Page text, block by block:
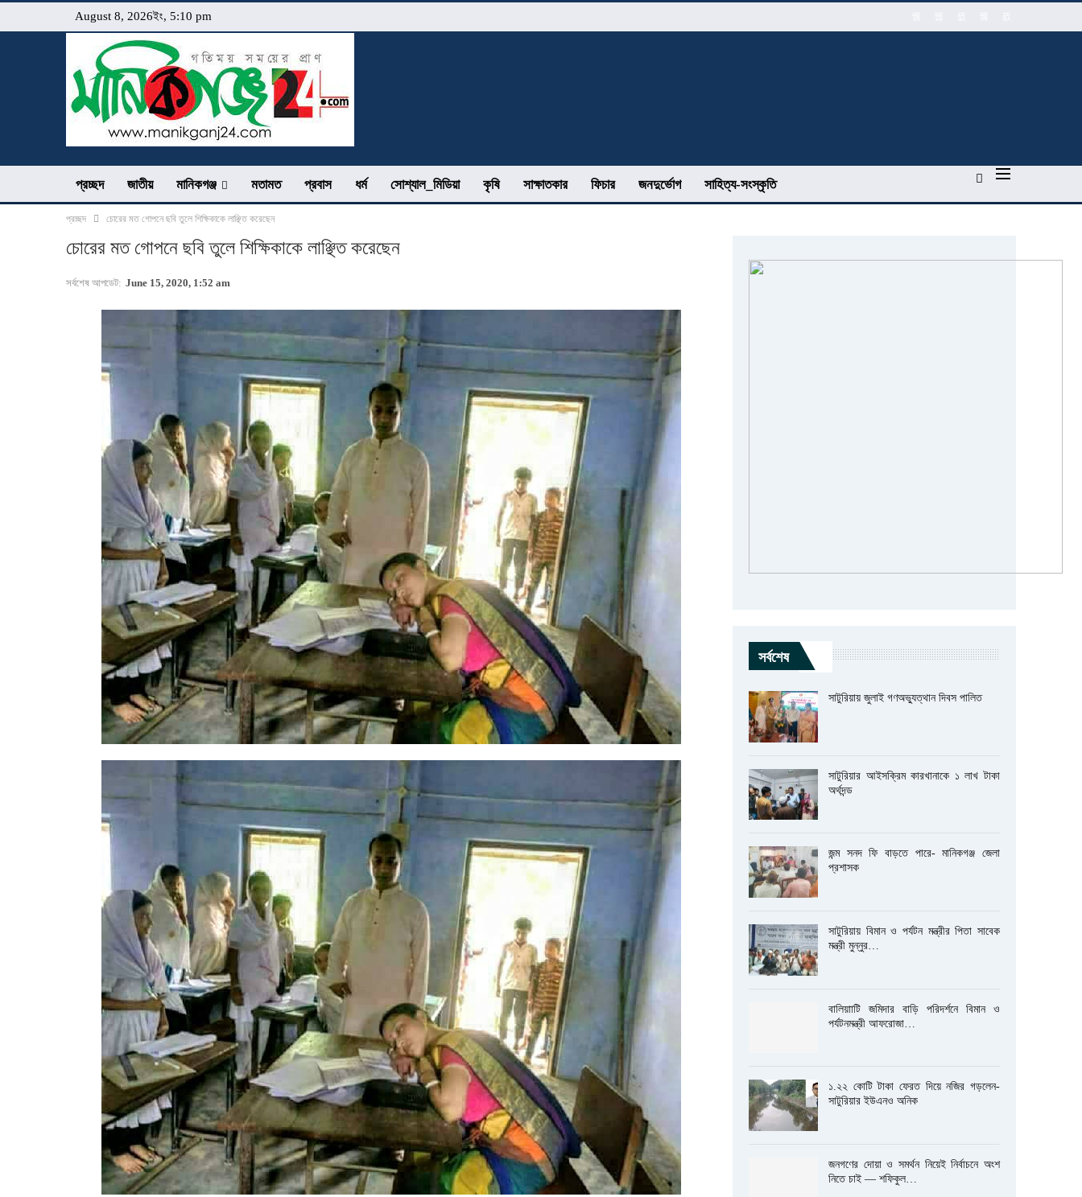
August 8, 2026ইং, 5:10 pm
প্রচ্ছদ জাতীয় মানিকগঞ্জ মতামত প্রবাস ধর্ম সোশ্যাল_মিডিয়া কৃষি সাক্ষাতকার ফিচার জনদুর্ভোগ সাহিত্য-সংস্কৃতি
প্রচ্ছদ চোরের মত গোপনে ছবি তুলে শিক্ষিকাকে লাঞ্ছিত করেছেন
চোরের মত গোপনে ছবি তুলে শিক্ষিকাকে লাঞ্ছিত করেছেন
সর্বশেষ আপডেট: June 15, 2020, 1:52 am
সর্বশেষ
সাটুরিয়ায় জুলাই গণঅভ্যুত্থান দিবস পালিত
সাটুরিয়ার আইসক্রিম কারখানাকে ১ লাখ টাকা
অর্থদন্ড
জন্ম সনদ ফি বাড়তে পারে- মানিকগঞ্জ জেলা
প্রশাসক
সাটুরিয়ায় বিমান ও পর্যটন মন্ত্রীর পিতা সাবেক
মন্ত্রী মুন্নুর…
বালিয়াাটি জমিদার বাড়ি পরিদর্শনে বিমান ও
পর্যটনমন্ত্রী আফরোজা…
১.২২ কোটি টাকা ফেরত দিয়ে নজির গড়লেন-
সাটুরিয়ার ইউএনও অনিক
জনগণের দোয়া ও সমর্থন নিয়েই নির্বাচনে অংশ
নিতে চাই — শফিকুল…